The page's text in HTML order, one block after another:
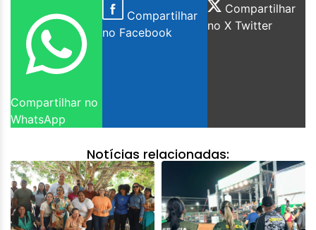
Compartilhar no
WhatsApp
Compartilhar
no Facebook
Compartilhar
no X Twitter
Notícias relacionadas: